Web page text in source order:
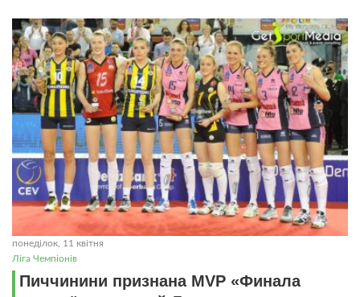
понеділок, 11 квітня
Ліга Чемпіонів
Пиччинини признана MVP «Финала